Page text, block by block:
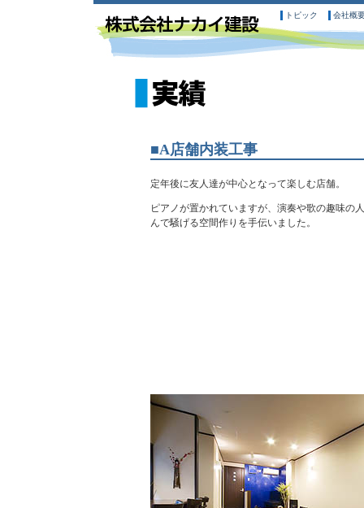
トピック 会社概
■A店舗内装工事
定年後に友人達が中心となって楽しむ店舗。
ピアノが置かれていますが、演奏や歌の趣味の
んで騒げる空間作りを手伝いました。